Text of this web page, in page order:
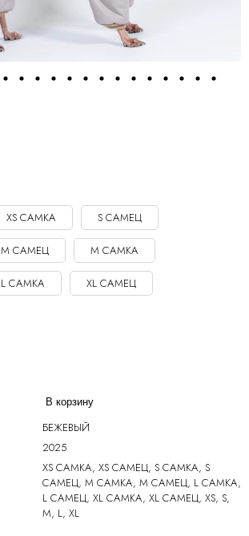
XS САМКА S САМЕЦ
M САМЕЦ M САМКА
L САМКА XL САМЕЦ
В корзину
БЕЖЕВЫЙ
2025
XS САМКА, XS САМЕЦ, S САМКА, S
САМЕЦ, М САМКА, M САМЕЦ, L САМКА,
L САМЕЦ, XL САМКА, XL САМЕЦ, XS, S,
M, L, XL